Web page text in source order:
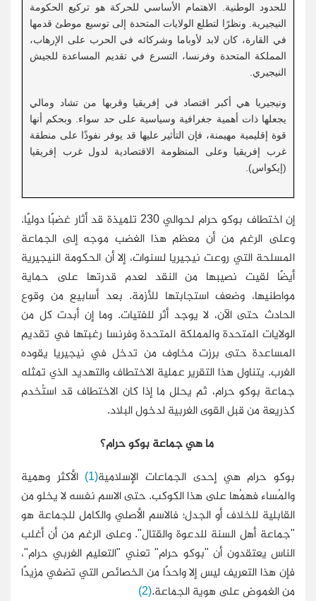
للحدود الوطنية. الاهتمام الأساسي للحركة هو تركيع الحكومة
النيجيرية. ونظرًا لتطلع الولايات المتحدة إلى توسيع موطئ قدمها
في القارة، كان لابد لأوباما وشركائه في الحرب على الإرهاب،
المملكة المتحدة وفرنسا، التسرع في تقديم المساعدة للجيش
النيجيري.
ونيجيريا هي أكبر اقتصاد في إفريقيا وقربها من تشاد ومالي
يجعلها ذات أهمية جغرافية وسياسية على حد سواء. وبحكم أنها
قوة إقليمية مهيمنة، فإن التأثير عليها قد يوفر نفوذًا على منطقة
غرب إفريقيا وعلى المنظومة الاقتصادية لدول غرب إفريقيا
(إيكواس).
إن اختطاف بوكو حرام لحوالي 230 تلميذة قد أثار غضبًا دوليًا.
وعلى الرغم من أن معظم هذا الغضب موجه إلى الجماعة
المسلحة التي روعت نيجيريا لسنوات، إلا أن الحكومة النيجيرية
أيضًا لقيت نصيبها من النقد لعدم قدرتها على حماية
مواطنيها، وضعف استجابتها للأزمة. بعد أسابيع من وقوع
الحادث حتى الآن، لا يوجد أثر للفتيات. وما إن أبدت كل من
الولايات المتحدة والمملكة المتحدة وفرنسا رغبتها في تقديم
المساعدة حتى برزت مخاوف من تدخل في نيجيريا يقوده
الغرب. يتناول هذا التقرير عملية الاختطاف والتهديد الذي تمثله
جماعة بوكو حرام، ثم يحلل ما إذا كان الاختطاف قد استُخدم
كذريعة من قبل القوى الغربية لدخول البلاد.
ما هي جماعة بوكو حرام؟
بوكو حرام هي إحدى الجماعات الإسلامية(1)
الأكثر وهمية
والمُساء فهمُها على هذا الكوكب. حتى الاسم نفسه لا يخلو من
القابلية للخلاف أو الجدل؛ فالاسم الأصلي والكامل للجماعة هو
"جماعة أهل السنة للدعوة والقتال". وعلى الرغم من أن أغلب
الناس يعتقدون أن "بوكو حرام" تعني "التعليم الغربي حرام"،
فإن هذا التعريف ليس إلا واحدًا من الخصائص التي تضفي مزيدًا
من الغموض على هوية الجماعة.(2)